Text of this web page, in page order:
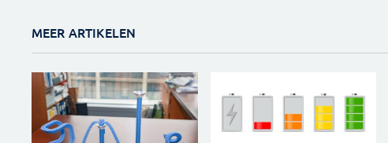
MEER ARTIKELEN